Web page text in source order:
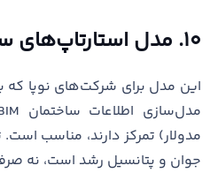
۱۰. مدل استارتاپ‌های ساختمانی (ConTech)
این مدل برای شرکت‌های نوپا که
مدولار) تمرکز دارند، مناسب
جوان و پتانسیل رشد است، نه